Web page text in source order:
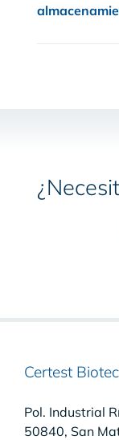
Certest
Pol. Industrial
50840, San